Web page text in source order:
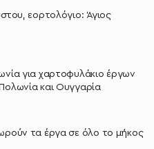
εορτολόγιο: Άγιος
για χαρτοφυλάκιο έργων
και Ουγγαρία
τα έργα σε όλο το μήκος